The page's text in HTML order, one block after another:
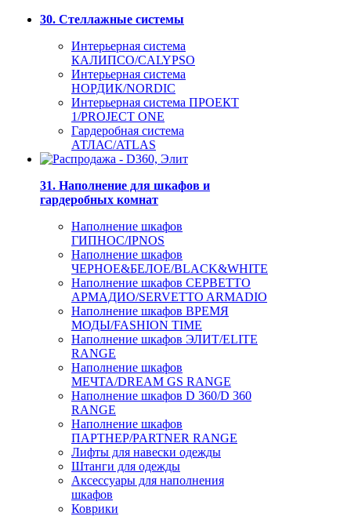
30. Стеллажные системы
Интерьерная система
КАЛИПСО/CALYPSO
Интерьерная система
НОРДИК/NORDIC
Интерьерная система ПРОЕКТ
1/PROJECT ONE
Гардеробная система
АТЛАС/ATLAS
31. Наполнение для шкафов и
гардеробных комнат
Наполнение шкафов
ГИПНОС/IPNOS
Наполнение шкафов
ЧЕРНОЕ&БЕЛОЕ/BLACK&WHITE
Наполнение шкафов СЕРВЕТТО
АРМАДИО/SERVETTO ARMADIO
Наполнение шкафов ВРЕМЯ
МОДЫ/FASHION TIME
Наполнение шкафов ЭЛИТ/ELITE
RANGE
Наполнение шкафов
МЕЧТА/DREAM GS RANGE
Наполнение шкафов D 360/D 360
RANGE
Наполнение шкафов
ПАРТНЕР/PARTNER RANGE
Лифты для навески одежды
Штанги для одежды
Аксессуары для наполнения
шкафов
Коврики